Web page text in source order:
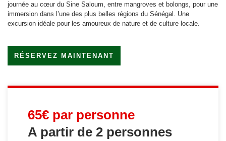
journée au cœur du Sine Saloum, entre mangroves et bolongs, pour une
immersion dans l’une des plus belles régions du Sénégal. Une
excursion idéale pour les amoureux de nature et de culture locale.
RÉSERVEZ MAINTENANT
65€ par personne
A partir de 2 personnes